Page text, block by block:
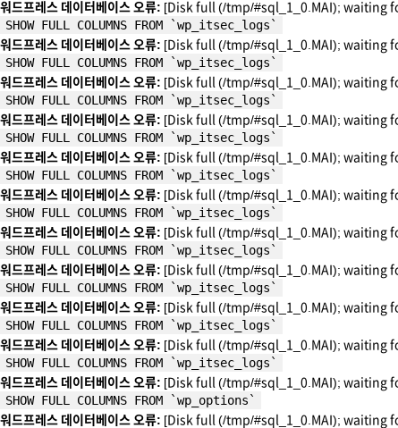
워드프레스 데이터베이스 오류: [Disk full (/tmp/#sql_1_0.MAI); waiting
SHOW FULL COLUMNS FROM `wp_itsec_logs`
워드프레스 데이터베이스 오류: [Disk full (/tmp/#sql_1_0.MAI); waiting
SHOW FULL COLUMNS FROM `wp_itsec_logs`
워드프레스 데이터베이스 오류: [Disk full (/tmp/#sql_1_0.MAI); waiting
SHOW FULL COLUMNS FROM `wp_itsec_logs`
워드프레스 데이터베이스 오류: [Disk full (/tmp/#sql_1_0.MAI); waiting
SHOW FULL COLUMNS FROM `wp_itsec_logs`
워드프레스 데이터베이스 오류: [Disk full (/tmp/#sql_1_0.MAI); waiting
SHOW FULL COLUMNS FROM `wp_itsec_logs`
워드프레스 데이터베이스 오류: [Disk full (/tmp/#sql_1_0.MAI); waiting
SHOW FULL COLUMNS FROM `wp_itsec_logs`
워드프레스 데이터베이스 오류: [Disk full (/tmp/#sql_1_0.MAI); waiting
SHOW FULL COLUMNS FROM `wp_itsec_logs`
워드프레스 데이터베이스 오류: [Disk full (/tmp/#sql_1_0.MAI); waiting
SHOW FULL COLUMNS FROM `wp_itsec_logs`
워드프레스 데이터베이스 오류: [Disk full (/tmp/#sql_1_0.MAI); waiting
SHOW FULL COLUMNS FROM `wp_itsec_logs`
워드프레스 데이터베이스 오류: [Disk full (/tmp/#sql_1_0.MAI); waiting
SHOW FULL COLUMNS FROM `wp_itsec_logs`
워드프레스 데이터베이스 오류: [Disk full (/tmp/#sql_1_0.MAI); waiting
SHOW FULL COLUMNS FROM `wp_options`
워드프레스 데이터베이스 오류: [Disk full (/tmp/#sql_1_0.MAI); waiting